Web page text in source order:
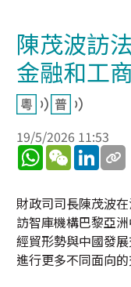
陳茂波訪
金融和工
19/5/2026 11:53
WhatsApp
WeChat
財政司司長陳茂波
訪智庫機構巴黎亞
經貿形勢與中國發
進行更多不同面向